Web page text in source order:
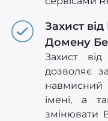
Захист
Домену
Захист
дозволяє
імені, а
змінювати